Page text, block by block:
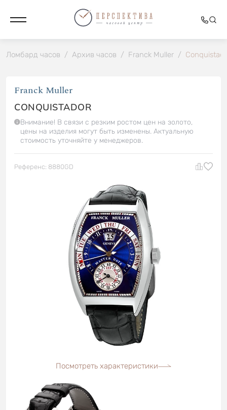
Ломбард часов / Архив часов / Franck Muller /
Franck Muller
CONQUISTADOR
Внимание! В связи с резким ростом цен на золото,
цены на изделия могут быть изменены. Актуальную
стоимость уточняйте у менеджеров.
Референс: 8880GD
Посмотреть характеристики